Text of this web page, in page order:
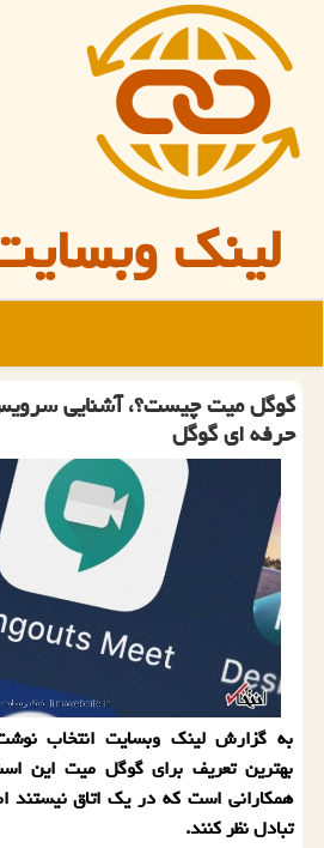
لینک
گوگل میت چیست؟، آشنایی
حرفه ای گوگل
به گزارش لینك وبسایت انتخاب
بهترین تعریف برای گوگل میت این
همكارانی است كه در یك اتاق نیستند
تبادل نظر كنند.